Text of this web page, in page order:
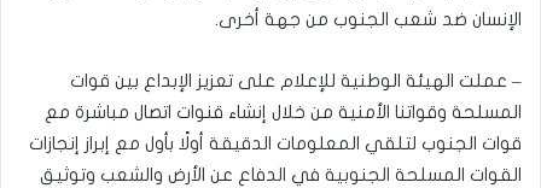
الإنسان ضد شعب الجنوب من جهة أخرى.
– عملت الهيئة الوطنية للإعلام على تعزيز الإبداع بين قوات
المسلحة وقواتنا الأمنية من خلال إنشاء قنوات اتصال مباشرة مع
قوات الجنوب لتلقي المعلومات الدقيقة أولًا بأول مع إبراز إنجازات
القوات المسلحة الجنوبية في الدفاع عن الأرض والشعب وتوثيق